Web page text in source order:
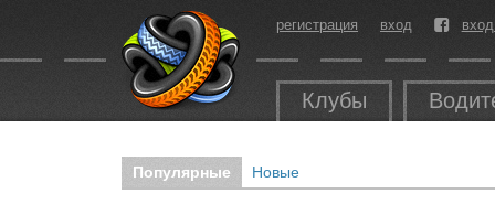
регистрация вход
Клубы
Популярные Новые